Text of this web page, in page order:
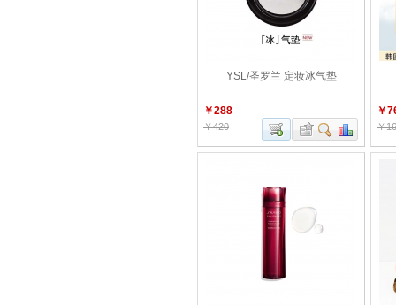
YSL/圣罗兰 定妆冰气垫
￥288
￥420
￥
￥